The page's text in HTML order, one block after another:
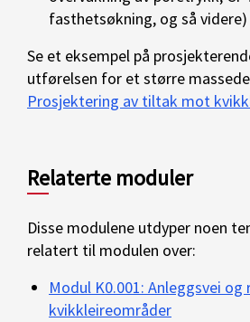
fasthetsøkning, og så videre)
Se et eksempel på
utførelsen for et større
Prosjektering av tiltak mot
Relaterte moduler
Disse modulene utdyper noen
relatert til modulen over:
Modul K0.001: Anleggsvei
kvikkleireområder